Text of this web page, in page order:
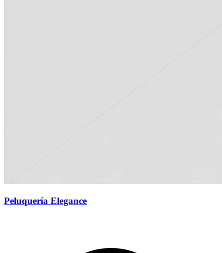
Peluquería Elegance